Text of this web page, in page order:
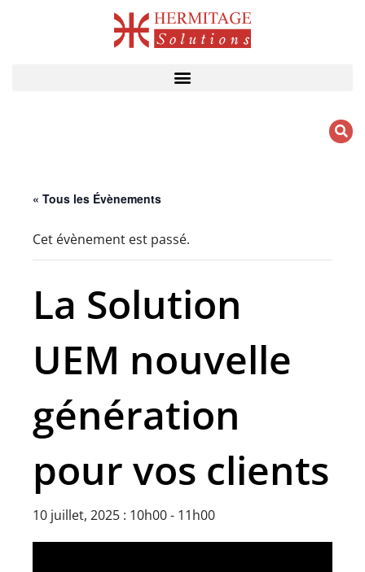
« Tous les Évènements
Cet évènement est passé.
La Solution
UEM nouvelle
génération
pour vos clients
10 juillet, 2025 : 10h00- 11h00